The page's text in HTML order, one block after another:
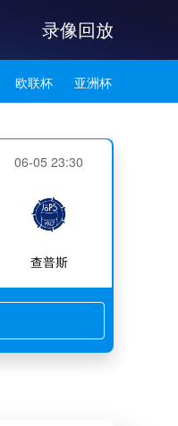
录像回放
欧联杯 亚洲杯
06-05 23:30
查普斯